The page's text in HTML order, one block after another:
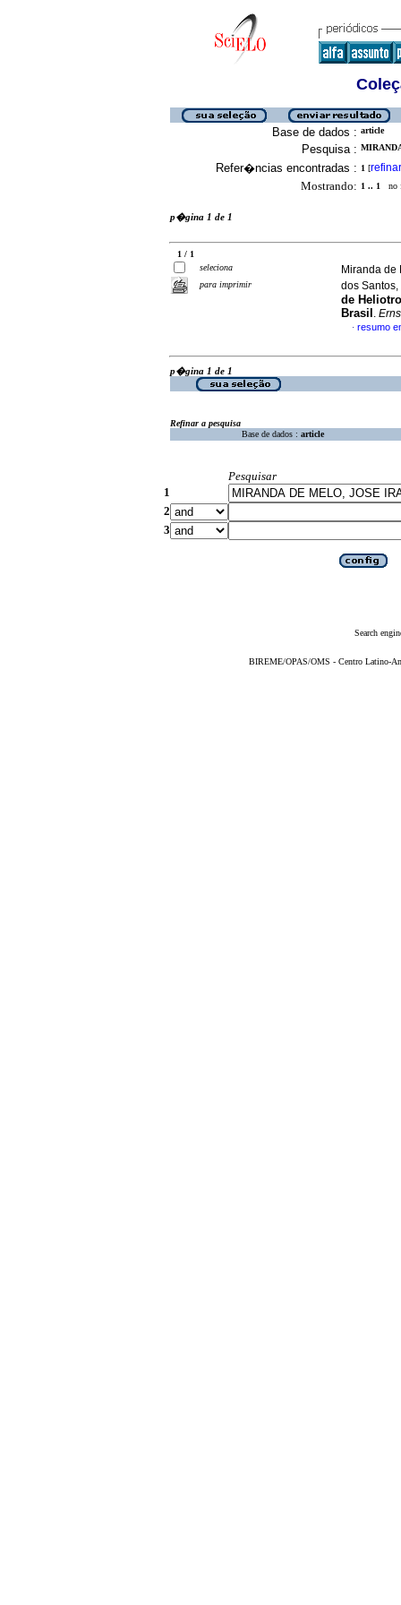
Base de dados : article
Pesquisa :
Refer�ncias encontradas : 1 [refinar
Mostrando: 1 .. 1 no
p�gina 1 de 1
1 / 1
seleciona
para imprimir
Miranda
dos
de
Brasil .
· resumo
p�gina 1 de 1
Refinar a pesquisa
Base de dados : article
Pesquisar
1
2
3
Search
BIREME/OPAS/OMS - Centro Latino-